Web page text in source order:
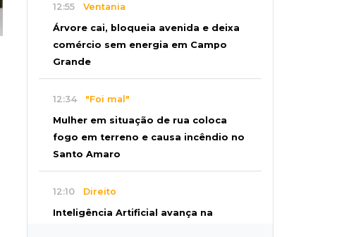
12:55 Ventania
Árvore cai, bloqueia avenida e deixa
comércio sem energia em Campo
Grande
12:34 "Foi mal"
Mulher em situação de rua coloca
fogo em terreno e causa incêndio no
Santo Amaro
12:10 Direito
Inteligência Artificial avança na